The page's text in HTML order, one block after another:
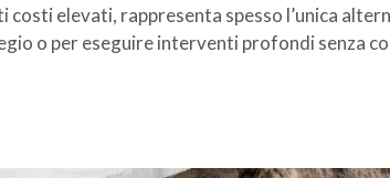
costi elevati, rappresenta spesso l’unica
o per eseguire interventi profondi senza